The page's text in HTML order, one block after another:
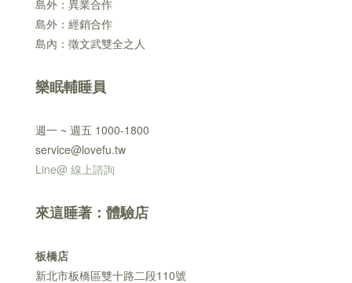
島外：異業合作
島外：經銷合作
島內：徵文武雙全之人
樂眠輔睡員
週一 ~ 週五 1000-1800
service@lovefu.tw
Line@ 線上諮詢
來這睡著：體驗店
板橋店
新北市板橋區雙十路二段110號